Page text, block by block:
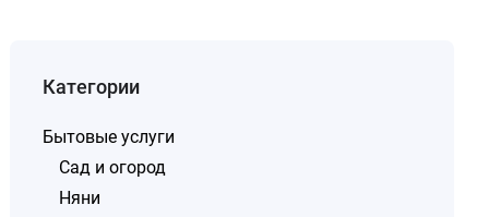
Категории
Бытовые услуги
Сад и огород
Няни